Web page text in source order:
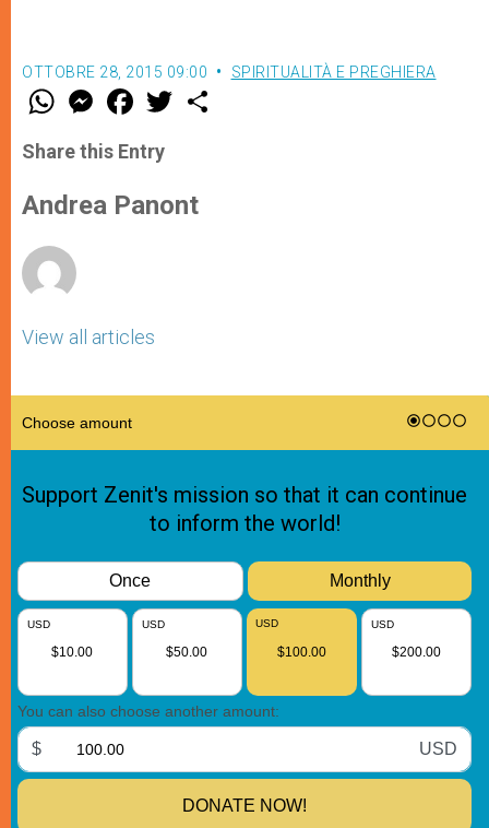
OTTOBRE 28, 2015 09:00 SPIRITUALITÀ E PREGHIERA
W
t
s
p
p
M
e
s
e
g
e
F
a
e
b
o
k
w
r
Share this Entry
Andrea Panont
View all articles